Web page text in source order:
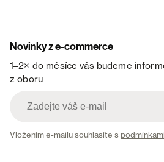
Novinky z e-commerce
1–2× do měsíce vás budeme
z oboru
Vložením e-mailu souhlasíte s